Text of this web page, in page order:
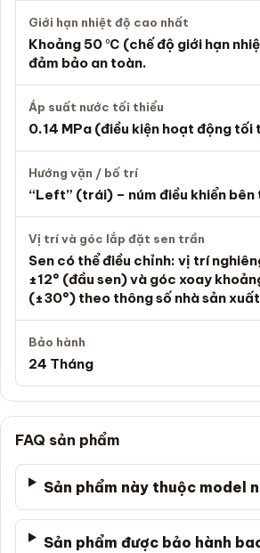
Giới hạn nhiệt độ cao nhất
Khoảng 50 ℃ (chế độ giới hạn
đảm bảo an toàn.
Áp suất nước tối thiểu
0.14 MPa (điều kiện hoạt động tối
Hướng vặn / bố trí
“Left” (trái) – núm điều khiển bên
Vị trí và góc lắp đặt sen trần
Sen có thể điều chỉnh: vị trí
±12° (đầu sen) và góc xoay
(±30°) theo thông số nhà sản xuất
Bảo hành
24 Tháng
FAQ sản phẩm
Sản phẩm này thuộc model
Sản phẩm được bảo hành